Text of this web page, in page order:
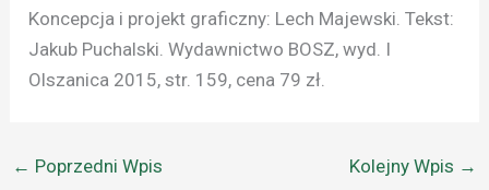
Koncepcja i projekt graficzny: Lech Majewski. Tekst:
Jakub Puchalski. Wydawnictwo BOSZ, wyd. I
Olszanica 2015, str. 159, cena 79 zł.
← Poprzedni Wpis Kolejny Wpis →